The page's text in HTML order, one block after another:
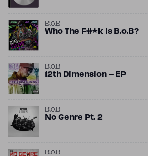
B.o.B
Who The F#*k Is B.o.B?
B.o.B
12th Dimension – EP
B.o.B
No Genre Pt. 2
B.o.B